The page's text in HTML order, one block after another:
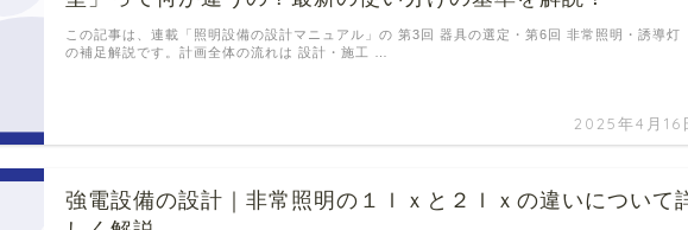
2025年4月16
この記事は、連載「照明設備の設計マニュアル」の 第3回 器具の選定・第6回 非常照明・誘導灯
の補足解説です。計画全体の流れは 設計・施工 …
強電設備の設計｜非常照明の１ｌｘと２ｌｘの違いについて